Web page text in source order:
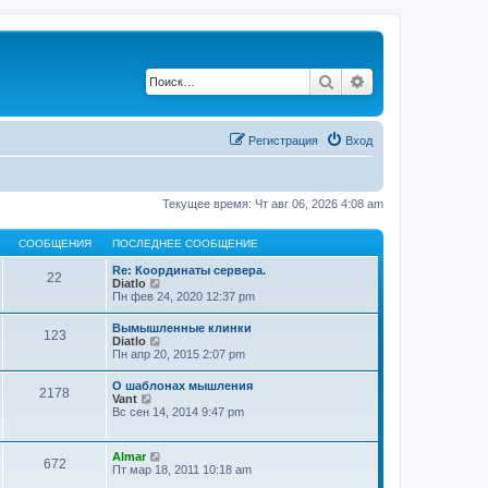
Поиск
Вход
Регистрация
Текущее время: Чт авг 06, 2026 4:08 am
СООБЩЕНИЯ ПОСЛЕДНЕЕ СООБЩЕНИЕ
22
Re: Координаты сервера.
Diatlo
е
й
т
и
к
п
с
е
н
е
Пн фев 24, 2020 12:37 pm
123
Вымышленные клинки
Diatlo
е
й
т
и
п
с
Пн апр 20, 2015 2:07 pm
2178
О шаблонах мышления
Vant
е
й
т
и
Вс сен 14, 2014 9:47 pm
672 Almar
е
Пт мар 18, 2011 10:18 am